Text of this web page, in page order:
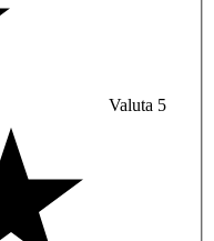
Valuta 5